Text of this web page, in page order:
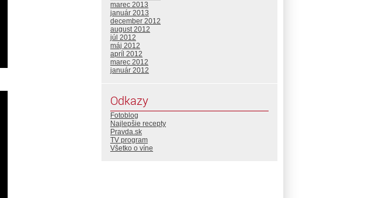
marec 2013
január 2013
december 2012
august 2012
júl 2012
máj 2012
apríl 2012
marec 2012
január 2012
Odkazy
Fotoblog
Najlepšie recepty
Pravda.sk
TV program
Všetko o víne